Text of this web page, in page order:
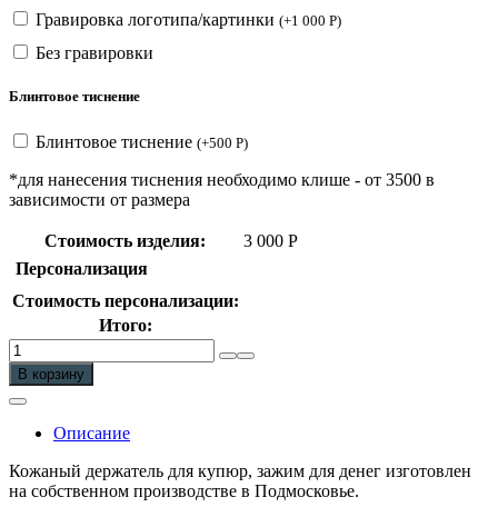
Гравировка логотипа/картинки (+1 000 Р)
Без гравировки
Блинтовое тиснение
Блинтовое тиснение (+500 Р)
*для нанесения тиснения необходимо клише - от 3500 в
зависимости от размера
Стоимость изделия: 3 000 Р
Персонализация
Стоимость персонализации:
Итого:
Количество
Зажим
для
купюр
натуральной
кожи
В корзину
Описание
Кожаный держатель для купюр, зажим для денег изготовлен
на собственном производстве в Подмосковье.